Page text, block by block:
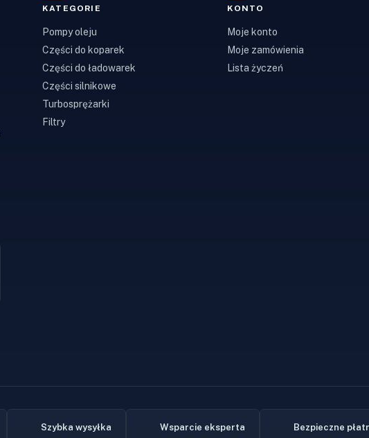
KATEGORIE
Pompy oleju
Części do koparek
Części do ładowarek
Części silnikowe
Turbosprężarki
Filtry
KONTO
Moje konto
Moje zamówienia
Lista życzeń
Szybka wysyłka Wsparcie eksperta Bezpieczne